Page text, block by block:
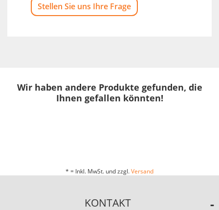
Stellen Sie uns Ihre Frage
Wir haben andere Produkte gefunden, die
Ihnen gefallen könnten!
* = Inkl. MwSt. und zzgl.Versand
KONTAKT